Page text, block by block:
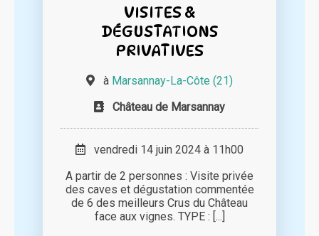
VISITES &
DÉGUSTATIONS
PRIVATIVES
à Marsannay-La-Côte (21)
Château de Marsannay
vendredi 14 juin 2024 à 11h00
A partir de 2 personnes : Visite privée
des caves et dégustation commentée
de 6 des meilleurs Crus du Château
face aux vignes. TYPE : [...]